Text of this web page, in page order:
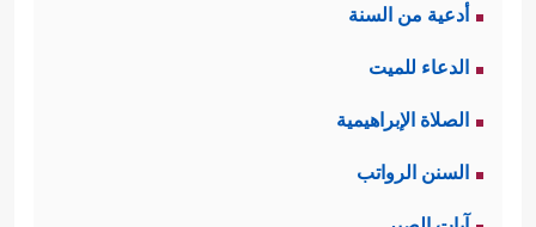
محمودٌ؛ لما فيه من إظهار الضعف أمام
الخالق ـ، وطلب العون والمدد منه، فأتى
جوابُ الله لهما بما يُثبِّت قلبَيهما:
تَخَافَاۤۖ إِنَّنِی مَعَكُمَاۤ أَسۡمَعُ وَأَرَىٰ﴾
أدعية من السنة
الدعاء للميت
الصلاة الإبراهيمية
السنن الرواتب